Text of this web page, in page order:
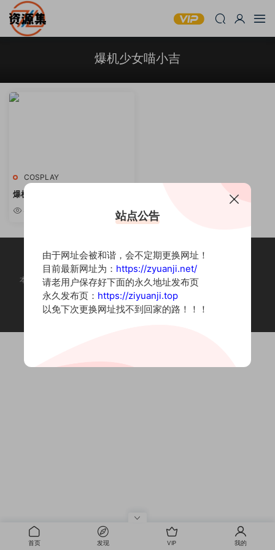
爆机少女喵小吉
COSPLAY
爆机少女喵小吉 – COSPLAY写真
合集 [持续更新]
4.33w
本站为摄影写真图片网站，内容来自网络收集整理，仅作个人学习使用。
如有违法内容请联系删除
Copyright © 2022 资源集
首页 发现 VIP 我的
站点公告
由于网址会被和谐，会不定期更换网址！
目前最新网址为： https://zyuanji.net/
请老用户保存好下面的永久地址发布页
永久发布页： https://ziyuanji.top
以免下次更换网址找不到回家的路！！！